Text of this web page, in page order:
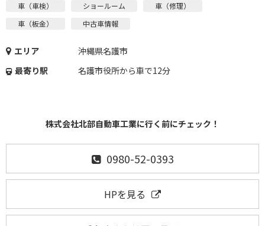
車（車検） ショールーム
車（修理）
車（板金）
中古車情報
エリア
沖縄県名護市
最寄り駅
名護市役所から車で12分
株式会社北部自動車工業に行く前にチェック！
0980-52-0393
HPを見る